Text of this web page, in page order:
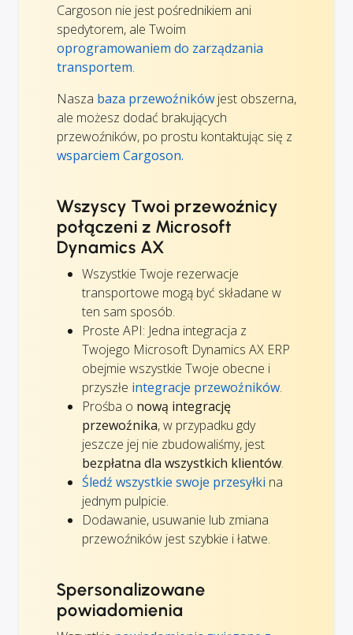
Cargoson nie jest pośrednikiem ani
spedytorem, ale Twoim
oprogramowaniem do zarządzania
transportem.
Nasza baza przewoźników jest obszerna,
ale możesz dodać brakujących
przewoźników, po prostu kontaktując się z
wsparciem Cargoson.
Wszyscy Twoi przewoźnicy
połączeni z Microsoft
Dynamics AX
Wszystkie Twoje rezerwacje
transportowe mogą być składane w
ten sam sposób.
Proste API: Jedna integracja z
Twojego Microsoft Dynamics AX ERP
obejmie wszystkie Twoje obecne i
przyszłe integracje przewoźników.
Prośba o nową integrację
przewoźnika, w przypadku gdy
jeszcze jej nie zbudowaliśmy, jest
bezpłatna dla wszystkich klientów.
Śledź wszystkie swoje przesyłki na
jednym pulpicie.
Dodawanie, usuwanie lub zmiana
przewoźników jest szybkie i łatwe.
Spersonalizowane
powiadomienia